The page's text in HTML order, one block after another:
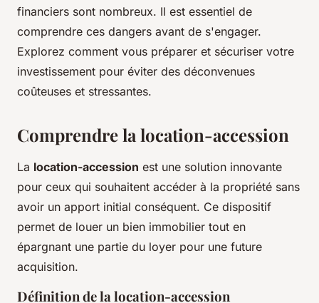
financiers sont nombreux. Il est essentiel de
comprendre ces dangers avant de s'engager.
Explorez comment vous préparer et sécuriser votre
investissement pour éviter des déconvenues
coûteuses et stressantes.
Comprendre la location-accession
La location-accession est une solution innovante
pour ceux qui souhaitent accéder à la propriété sans
avoir un apport initial conséquent. Ce dispositif
permet de louer un bien immobilier tout en
épargnant une partie du loyer pour une future
acquisition.
Définition de la location-accession